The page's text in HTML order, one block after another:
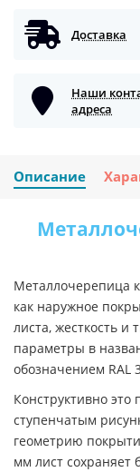
Доставка
Наши
адреса
Описание
Металлочерепица
как наружное
листа, жесткость
параметры в
обозначением RAL
Конструктивно
ступенчатым
геометрию
мм лист сохраняет